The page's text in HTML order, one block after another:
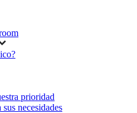
prioridad
necesidades